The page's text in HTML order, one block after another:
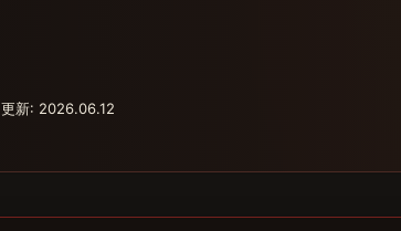
更新: 2026.06.12